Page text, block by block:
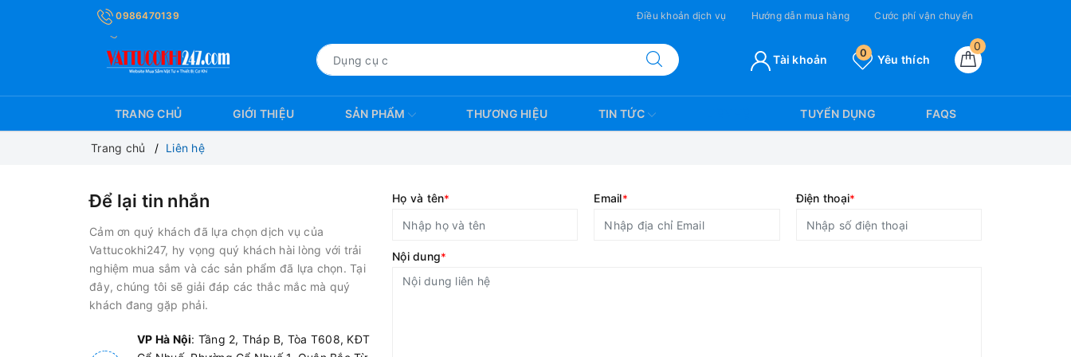
0986470139 Điều khoản dịch vụ Hướng dẫn mua hàng Cước phí vận chuyển
0
Yêu thích
0
Tài khoản
TRANG CHỦ GIỚI THIỆU SẢN PHẨM THƯƠNG HIỆU TIN TỨC TUYỂN DỤNG FAQS
Trang chủ Liên hệ
Để lại tin nhắn
Cảm ơn quý khách đã lựa chọn dịch vụ của
Vattucokhi247, hy vọng quý khách hài lòng với trải
nghiệm mua sắm và các sản phẩm đã lựa chọn. Tại
đây, chúng tôi sẽ giải đáp các thắc mắc mà quý
khách đang gặp phải.
VP Hà Nội: Tầng 2, Tháp B, Tòa T608, KĐT
Họ và tên* Email* Điện thoại*
Nội dung*